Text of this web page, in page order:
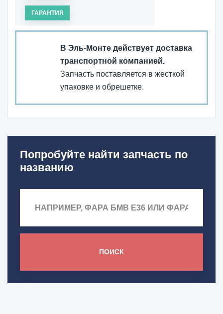
ГАРАНТИЯ
В Эль-Монте действует доставка
транспортной компанией.
Запчасть поставляется в жесткой
упаковке и обрешетке.
Попробуйте найти запчасть по
названию
ПОИСК